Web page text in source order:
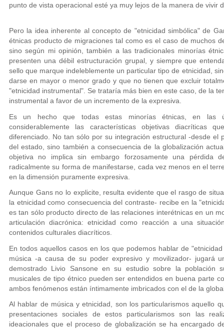
punto de vista operacional esté ya muy lejos de la manera de vivir
Pero la idea inherente al concepto de "etnicidad simbólica" de
étnicas producto de migraciones tal como es el caso de muchos
sino según mi opinión, también a las tradicionales minorías
presenten una débil estructuración grupal, y siempre que
sello que marque indeleblemente un particular tipo de etnicidad,
darse en mayor o menor grado y que no tienen que excluir
"etnicidad instrumental". Se trataría más bien en este caso, de la
instrumental a favor de un incremento de la expresiva.
Es un hecho que todas estas minorías étnicas, en las
considerablemente las características objetivas diacríticas
diferenciado. No tan sólo por su integración estructural -desde el
del estado, sino también a consecuencia de la globalización
objetiva no implica sin embargo forzosamente una pérdida
radicalmente su forma de manifestarse, cada vez menos en el
en la dimensión puramente expresiva.
Aunque Gans no lo explicite, resulta evidente que el rasgo de
la etnicidad como consecuencia del contraste- recibe en la
es tan sólo producto directo de las relaciones interétnicas en un
articulación diacrónica: etnicidad como reacción a una
contenidos culturales diacríticos.
En todos aquellos casos en los que podemos hablar de
música -a causa de su poder expresivo y movilizador- jugará
demostrado Livio Sansone en su estudio sobre la población
musicales de tipo étnico pueden ser entendidos en buena parte
ambos fenómenos están íntimamente imbricados con el de la
Al hablar de música y etnicidad, son los particularismos aquello
presentaciones sociales de estos particularismos son las
ideacionales que el proceso de globalización se ha encargado